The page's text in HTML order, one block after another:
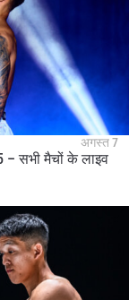
अगस्त 7
– सभी मैचों के लाइव
to our
from